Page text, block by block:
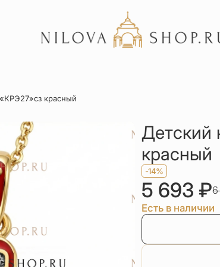
Акции
красный
Детский
красный
-14%
5 693 ₽
Есть в наличии